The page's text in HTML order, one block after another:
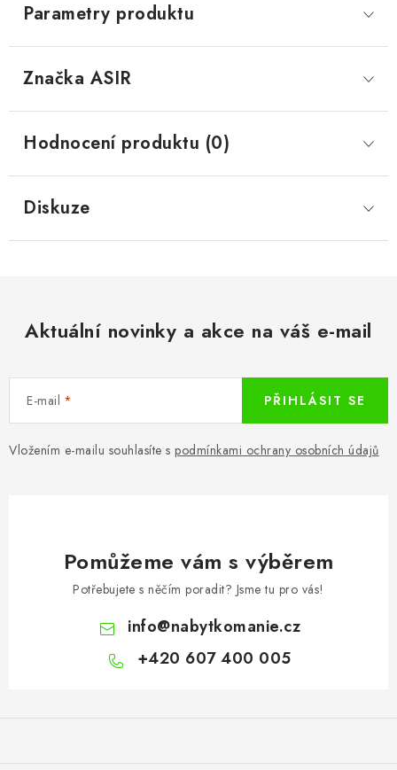
Parametry produktu
Značka ASIR
Hodnocení produktu (0)
Diskuze
Aktuální novinky a akce na váš e-mail
E-mail
Vložením e-mailu souhlasíte s podmínkami ochrany osobních údajů
PŘIHLÁSIT SE
Pomůžeme vám s výběrem
Potřebujete s něčím poradit? Jsme tu pro vás!
info@nabytkomanie.cz
+420 607 400 005